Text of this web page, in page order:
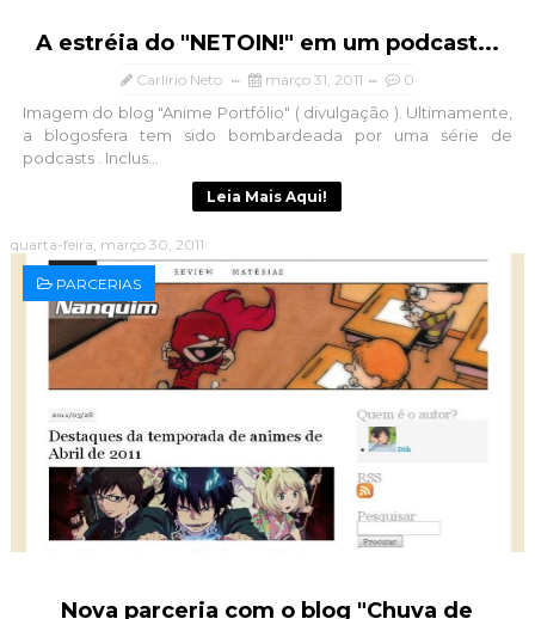
A estréia do "NETOIN!" em um podcast...
Carlírio Neto março 31, 2011 0
Imagem do blog "Anime Portfólio" ( divulgação ). Ultimamente,
a blogosfera tem sido bombardeada por uma série de
podcasts . Inclus...
Leia Mais Aqui!
quarta-feira, março 30, 2011
PARCERIAS
Nova parceria com o blog "Chuva de